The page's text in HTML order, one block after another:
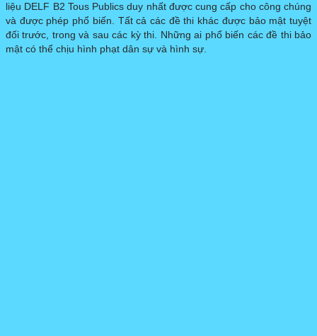
liệu DELF B2 Tous Publics duy nhất được cung cấp cho công chúng
và được phép phổ biến. Tất cả các đề thi khác được bảo mật tuyệt
đối trước, trong và sau các kỳ thi. Những ai phổ biến các đề thi bảo
mật có thể chịu hình phạt dân sự và hình sự.